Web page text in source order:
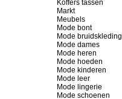
Koffers tassen
Markt
Meubels
Mode bont
Mode bruidskleding
Mode dames
Mode heren
Mode hoeden
Mode kinderen
Mode leer
Mode lingerie
Mode schoenen